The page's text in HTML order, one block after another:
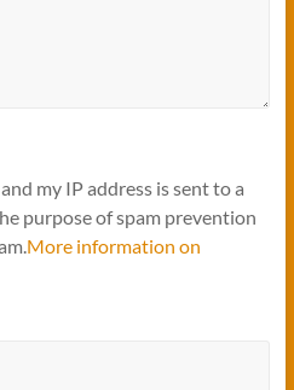
my IP address is sent to a
purpose of spam prevention
More information on